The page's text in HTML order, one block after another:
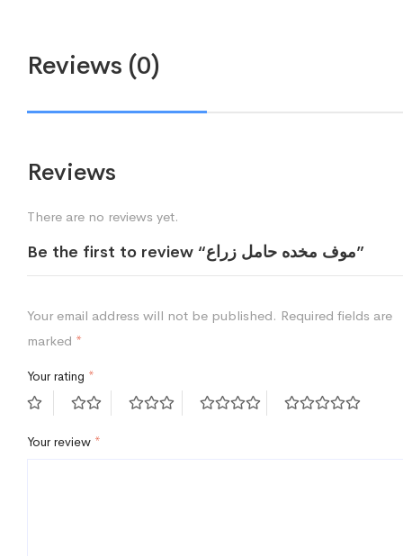
Reviews (0)
Reviews
There are no reviews yet.
Be the first to review “موف مخده حامل زراع”
Your email address will not be published. Required fields are
marked *
Your rating *
Your review *